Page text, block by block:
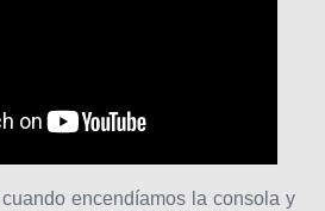
encendíamos la consola y